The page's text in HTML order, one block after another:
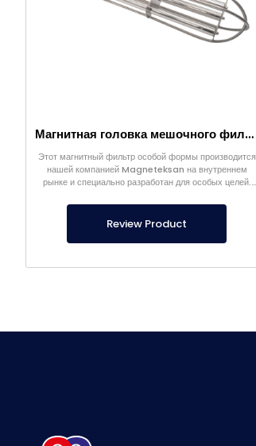
Магнитная головка мешочного фильтра
Этот магнитный фильтр особой формы производится
нашей компанией Magneteksan на внутреннем
рынке и специально разработан для особых целей.
Review Product